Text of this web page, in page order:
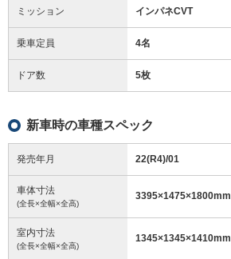
ミッション インパネCVT
乗車定員 4名
ドア数 5枚
新車時の車種スペック
発売年月 22(R4)/01
車体寸法
(全長×全幅×全高)
3395×1475×1800mm
室内寸法
(全長×全幅×全高)
1345×1345×1410mm